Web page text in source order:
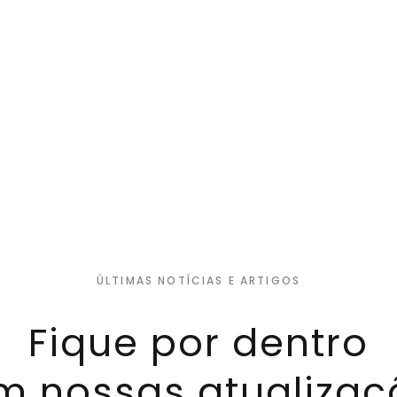
ÚLTIMAS NOTÍCIAS E ARTIGOS
Fique por dentro